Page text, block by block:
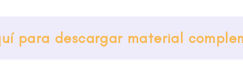
para descargar material